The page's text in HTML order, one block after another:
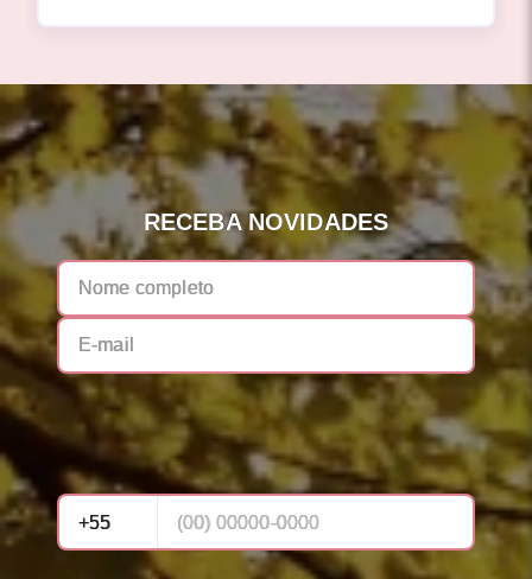
RECEBA NOVIDADES